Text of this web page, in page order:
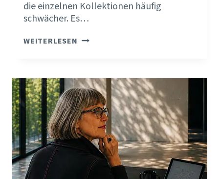
die einzelnen Kollektionen häufig
schwächer. Es…
WEITERLESEN MEHR
MMER W
ENIGER P
ROFIL.